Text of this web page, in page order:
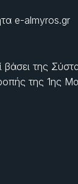
e-almyros.gr
βάσει της
της 1ης